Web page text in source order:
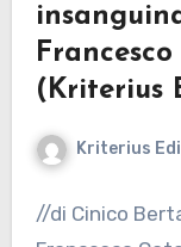
(Kriterius
Kriterius
//di Cinico